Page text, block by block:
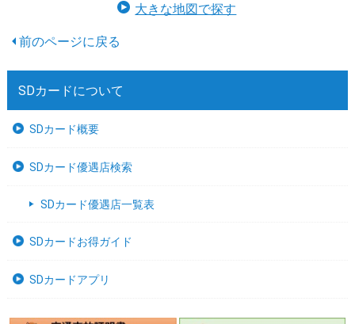
大きな地図で探す
SDカードについて
SDカード概要
SDカード優遇店検索
SDカード優遇店一覧表
SDカードお得ガイド
SDカードアプリ